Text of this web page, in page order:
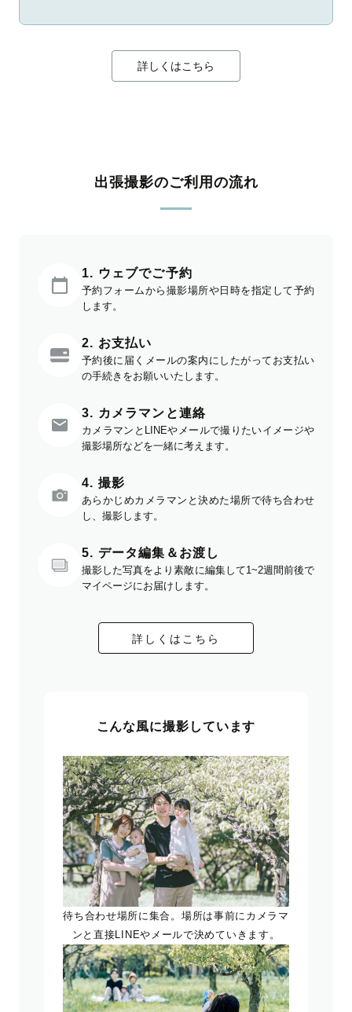
詳しくはこちら
出張撮影のご利用の流れ
1. ウェブでご予約
予約フォームから撮影場所や日時を指定して予約
します。
2. お支払い
予約後に届くメールの案内にしたがってお支払い
の手続きをお願いいたします。
3. カメラマンと連絡
カメラマンとLINEやメールで撮りたいイメージや
撮影場所などを一緒に考えます。
4. 撮影
あらかじめカメラマンと決めた場所で待ち合わせ
し、撮影します。
5. データ編集＆お渡し
撮影した写真をより素敵に編集して1~2週間前後で
マイページにお届けします。
詳しくはこちら
こんな風に撮影しています
待ち合わせ場所に集合。場所は事前にカメラマ
ンと直接LINEやメールで決めていきます。